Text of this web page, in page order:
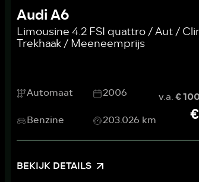
Audi A6
Limousine 4.2 FSI quattro / Aut /
Trekhaak / Meeneemprijs
Automaat
2006
Benzine
203.026 km
v.a.€
BEKIJK DETAILS